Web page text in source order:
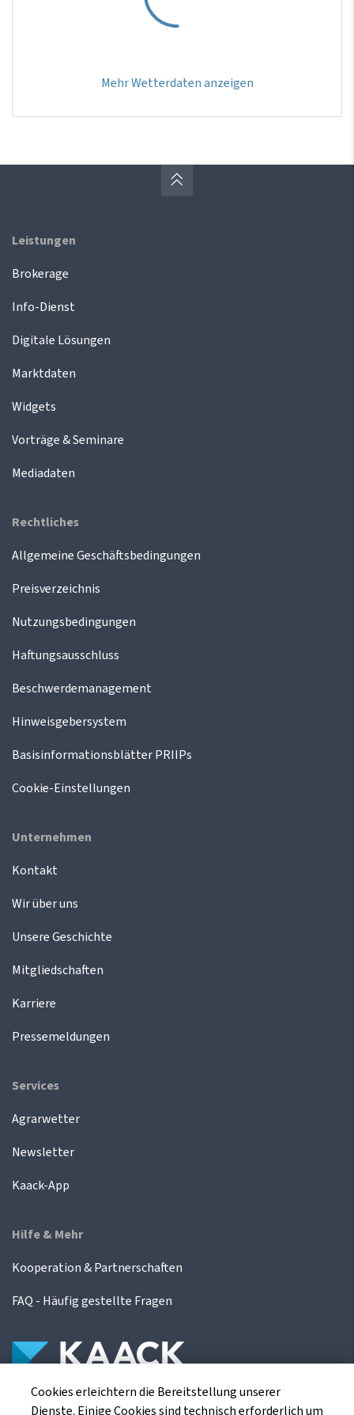
Mehr Wetterdaten anzeigen
Leistungen
Brokerage
Info-Dienst
Digitale Lösungen
Marktdaten
Widgets
Vorträge & Seminare
Mediadaten
Rechtliches
Allgemeine Geschäftsbedingungen
Preisverzeichnis
Nutzungsbedingungen
Haftungsausschluss
Beschwerdemanagement
Hinweisgebersystem
Basisinformationsblätter PRIIPs
Cookie-Einstellungen
Unternehmen
Kontakt
Wir über uns
Unsere Geschichte
Mitgliedschaften
Karriere
Pressemeldungen
Services
Agrarwetter
Newsletter
Kaack-App
Hilfe & Mehr
Kooperation & Partnerschaften
FAQ - Häufig gestellte Fragen
Die Kaack Terminhandel GmbH ist ein
Cookies erleichtern die Bereitstellung unserer
Dienste. Einige Cookies sind technisch erforderlich um